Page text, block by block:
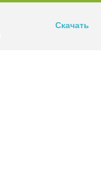
Скачать